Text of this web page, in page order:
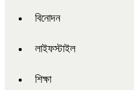
বিনোদন
লাইফস্টাইল
শিক্ষা